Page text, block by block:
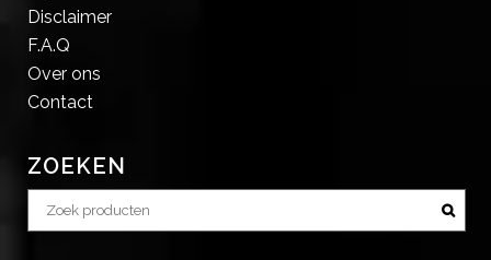
Disclaimer
F.A.Q
Over ons
Contact
ZOEKEN